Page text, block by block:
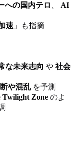
への国内テロ
AI
速 」も指摘
な未来志向 や 社会
や混乱 を予測
Twilight Zone のよ